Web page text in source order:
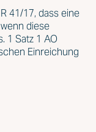
41/17, dass eine
diese
1 Satz 1 AO
Einreichung